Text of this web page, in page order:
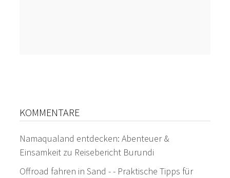
KOMMENTARE
Namaqualand entdecken: Abenteuer &
Einsamkeit zu Reisebericht Burundi
Offroad fahren in Sand - - Praktische Tipps für